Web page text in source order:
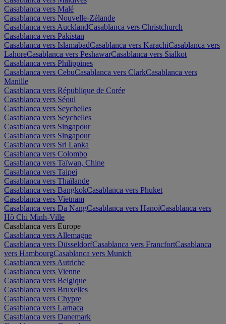
Casablanca vers Malé
Casablanca vers Nouvelle-Zélande
Casablanca vers AucklandCasablanca vers Christchurch
Casablanca vers Pakistan
Casablanca vers IslamabadCasablanca vers KarachiCasablanca vers
LahoreCasablanca vers PeshawarCasablanca vers Sialkot
Casablanca vers Philippines
Casablanca vers CebuCasablanca vers ClarkCasablanca vers
Manille
Casablanca vers République de Corée
Casablanca vers Séoul
Casablanca vers Seychelles
Casablanca vers Seychelles
Casablanca vers Singapour
Casablanca vers Singapour
Casablanca vers Sri Lanka
Casablanca vers Colombo
Casablanca vers Taïwan, Chine
Casablanca vers Taipei
Casablanca vers Thaïlande
Casablanca vers BangkokCasablanca vers Phuket
Casablanca vers Vietnam
Casablanca vers Da NangCasablanca vers HanoïCasablanca vers
Hô Chi Minh-Ville
Casablanca vers Europe
Casablanca vers Allemagne
Casablanca vers DüsseldorfCasablanca vers FrancfortCasablanca
vers HambourgCasablanca vers Munich
Casablanca vers Autriche
Casablanca vers Vienne
Casablanca vers Belgique
Casablanca vers Bruxelles
Casablanca vers Chypre
Casablanca vers Larnaca
Casablanca vers Danemark